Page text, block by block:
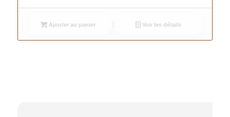
Ajouter au panier Voir les détails